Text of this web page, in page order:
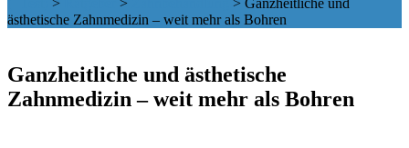
> > > Ganzheitliche und
ästhetische Zahnmedizin – weit mehr als Bohren
Ganzheitliche und ästhetische
Zahnmedizin – weit mehr als Bohren